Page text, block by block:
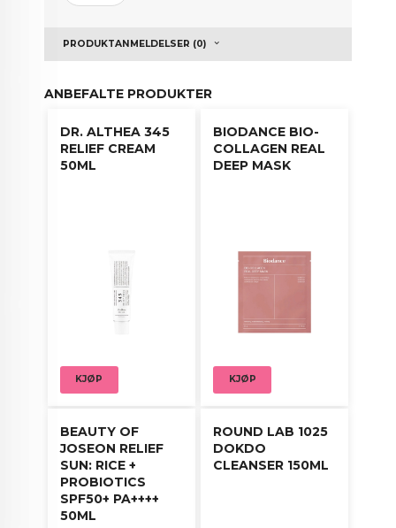
Anbefalt såpe til pensler og svamper:Studio17
Materiale: Silikon
PRODUKTANMELDELSER (0)
ANBEFALTE PRODUKTER
DR. ALTHEA 345
RELIEF CREAM
50ML
KJØP
BIODANCE BIO-
COLLAGEN REAL
DEEP MASK
KJØP
BEAUTY OF
JOSEON RELIEF
SUN: RICE +
PROBIOTICS
SPF50+ PA++++
50ML
ROUND LAB 1025
DOKDO
CLEANSER 150ML